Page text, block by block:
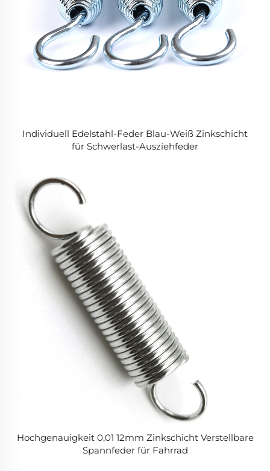
Individuell Edelstahl-Feder Blau-Weiß Zinkschicht
für Schwerlast-Ausziehfeder
Hochgenauigkeit 0,01 12mm Zinkschicht Verstellbare
Spannfeder für Fahrrad